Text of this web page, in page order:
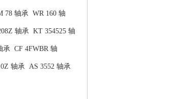
78 轴承 WR 160 轴
轴承 KT 354525 轴
承 CF 4FWBR 轴
轴承 AS 3552 轴承